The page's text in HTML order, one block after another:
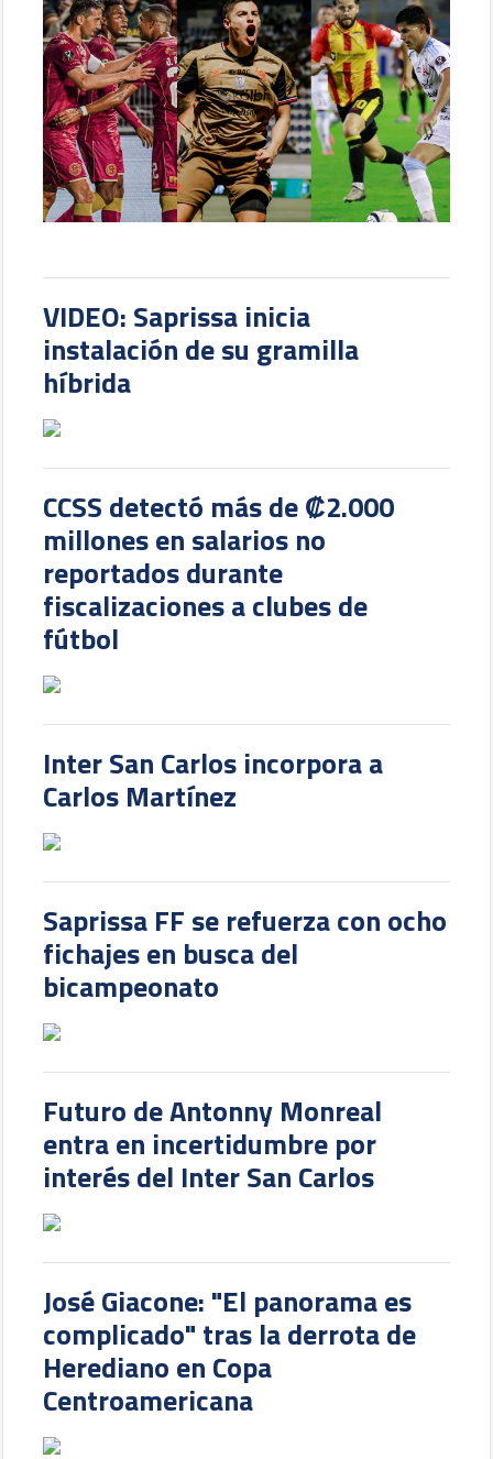
VIDEO: Saprissa inicia
instalación de su gramilla
híbrida
CCSS detectó más de ₡2.000
millones en salarios no
reportados durante
fiscalizaciones a clubes de
fútbol
Inter San Carlos incorpora a
Carlos Martínez
Saprissa FF se refuerza con ocho
fichajes en busca del
bicampeonato
Futuro de Antonny Monreal
entra en incertidumbre por
interés del Inter San Carlos
José Giacone: "El panorama es
complicado" tras la derrota de
Herediano en Copa
Centroamericana